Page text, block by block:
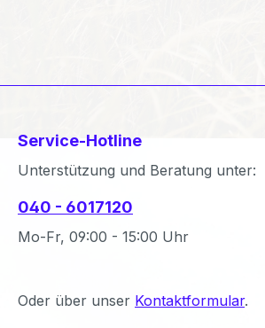
Service-Hotline
Unterstützung und Beratung unter:
040 - 6017120
Mo-Fr, 09:00 - 15:00 Uhr
Oder über unser Kontaktformular.